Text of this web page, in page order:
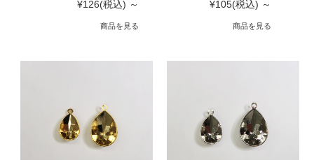
¥126(税込) ～
商品を見る
¥105(税込) ～
商品を見る